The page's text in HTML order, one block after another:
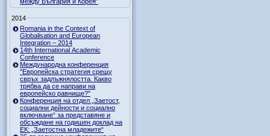
2014
Romania in the Context of
Globalisation and European
Integration – 2014
14th International Academic
Conference
Международна конференция
"Европейска стратегия срещу
свръх задлъжнялостта. Какво
трябва да се направи на
европейско равнище?"
Конференция на отдел „Заетост,
социални дейности и социално
включване“ за представяне и
обсъждане на годишен доклад на
ЕК: „Заетостна младежите“